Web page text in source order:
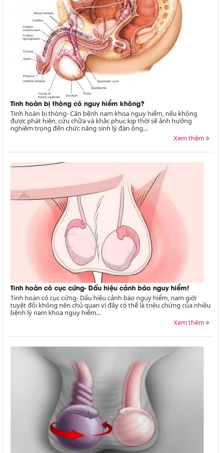
Tinh hoàn bị thòng có nguy hiểm không?
Tinh hoàn bị thòng- Căn bệnh nam khoa nguy hiểm, nếu không
được phát hiện, cứu chữa và khắc phục kịp thời sẽ ảnh hưởng
nghiêm trọng đến chức năng sinh lý đàn ông...
Xem thêm
Tinh hoàn có cục cứng- Dấu hiệu cảnh báo nguy hiểm!
Tinh hoàn có cục cứng- Dấu hiệu cảnh báo nguy hiểm, nam giới
tuyệt đối không nên chủ quan vì đây có thể là triệu chứng của nhiều
bệnh lý nam khoa nguy hiểm...
Xem thêm